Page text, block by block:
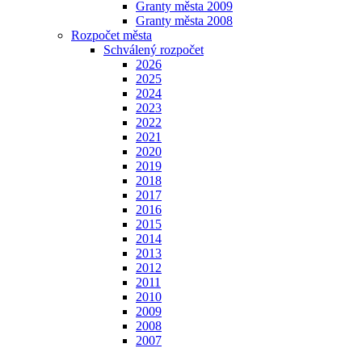
Granty města 2009
Granty města 2008
Rozpočet města
Schválený rozpočet
2026
2025
2024
2023
2022
2021
2020
2019
2018
2017
2016
2015
2014
2013
2012
2011
2010
2009
2008
2007